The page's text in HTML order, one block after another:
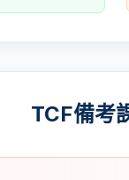
TCF備考